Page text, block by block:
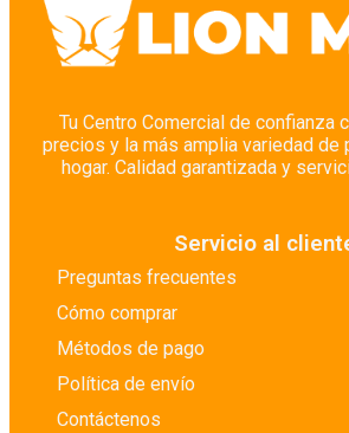
Tu Centro Comercial de confianza
precios y la más amplia variedad de
hogar. Calidad garantizada y
Servicio al
Preguntas frecuentes
Cómo comprar
Métodos de pago
Política de envío
Contáctenos